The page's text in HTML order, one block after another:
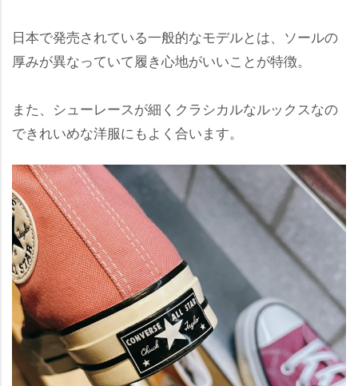
日本で発売されている一般的なモデルとは、ソールの
厚みが異なっていて履き心地がいいことが特徴。
また、シューレースが細くクラシカルなルックスなの
できれいめな洋服にもよく合います。